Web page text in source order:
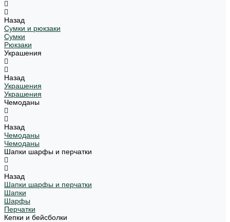
Назад
Сумки и рюкзаки
Сумки
Рюкзаки
Украшения
Назад
Украшения
Украшения
Чемоданы
Назад
Чемоданы
Чемоданы
Шапки шарфы и перчатки
Назад
Шапки шарфы и перчатки
Шапки
Шарфы
Перчатки
Кепки и бейсболки